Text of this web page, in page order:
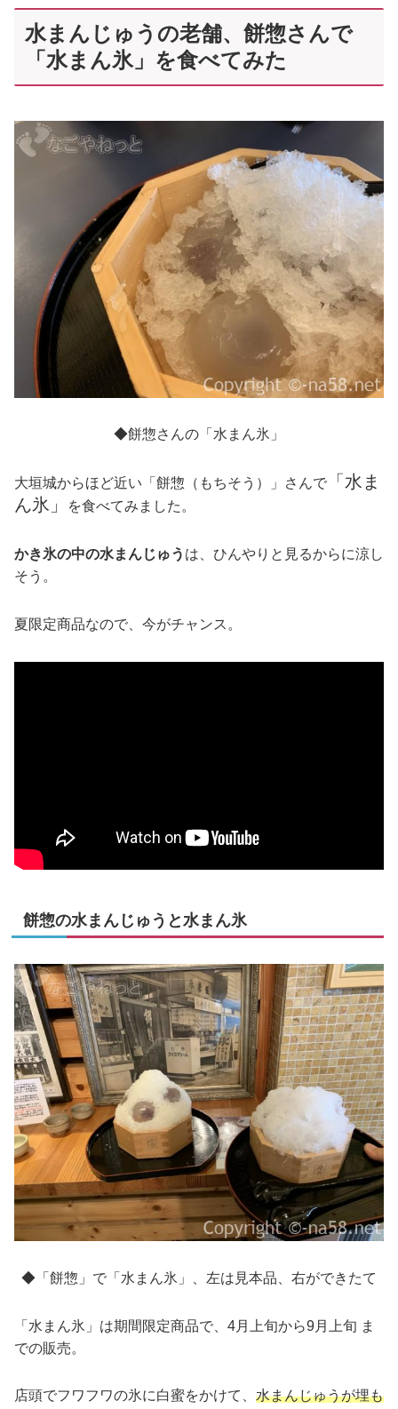
水まんじゅうの老舗、餅惣さんで
「水まん氷」を食べてみた
◆餅惣さんの「水まん氷」
大垣城からほど近い「餅惣（もちそう）」さんで
「水ま
ん氷」
を食べてみました。
かき氷の中の水まんじゅう は、ひんやりと見るからに涼し
そう。
夏限定商品なので、今がチャンス。
餅惣の水まんじゅうと水まん氷
◆「餅惣」で「水まん氷」、左は見本品、右ができたて
「水まん氷」は期間限定商品で、 4月上旬から9月上旬 ま
での販売。
店頭でフワフワの氷に白蜜をかけて、 水まんじゅうが埋も